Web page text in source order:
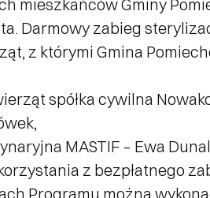
mieszkańców Gminy
Darmowy zabieg
z którymi Gmina
spółka cywilna
MASTIF – Ewa
z bezpłatnego
Programu można